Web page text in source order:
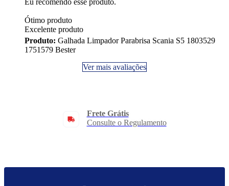
Eu recomendo esse produto.
Ótimo produto
Excelente produto
Produto: Galhada Limpador Parabrisa Scania S5 1803529
1751579 Bester
Ver mais avaliações
Frete Grátis
Consulte o Regulamento